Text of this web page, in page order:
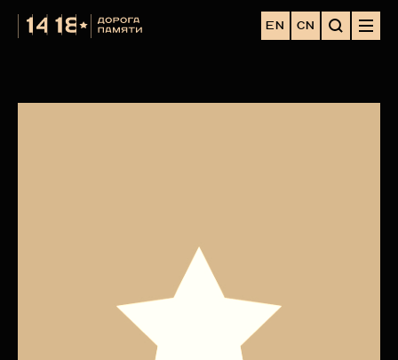
EN CN